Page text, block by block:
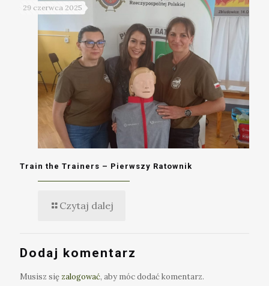
29 czerwca 2025
Train the Trainers – Pierwszy Ratownik
Czytaj dalej
Dodaj komentarz
Musisz się zalogować, aby móc dodać komentarz.